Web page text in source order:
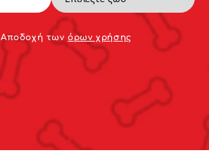
Αποδoχή τωνόρων χρήσης